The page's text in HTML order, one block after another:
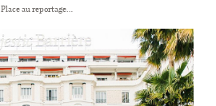
Place au reportage…